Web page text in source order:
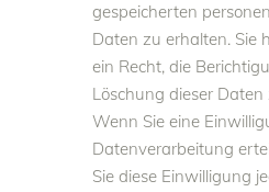
gespeicherten
Daten zu erhalten. Sie
ein Recht, die
Löschung dieser
Wenn Sie eine
Datenverarbeitung
Sie diese Einwilligung